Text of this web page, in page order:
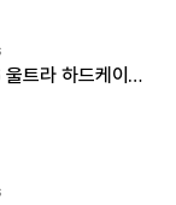
갤럭시 S26 울트라 하드케이스 (유광)